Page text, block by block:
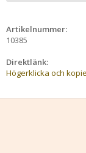
Artikelnummer:
10385
Direktlänk:
Högerklicka och